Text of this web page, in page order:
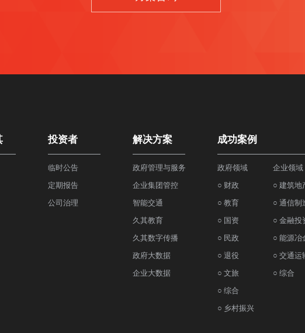
投资者
临时公告
定期报告
公司治理
解决方案
政府管理与服务
企业集团管控
智能交通
久其教育
久其数字传播
政府大数据
企业大数据
成功案例
政府领域
○ 财政
○ 教育
○ 国资
○ 民政
○ 退役
○ 文旅
○ 综合
○ 乡村振兴
企业领域
○ 建筑地
○ 通信制
○ 金融投
○ 能源冶
○ 交通运
○ 综合